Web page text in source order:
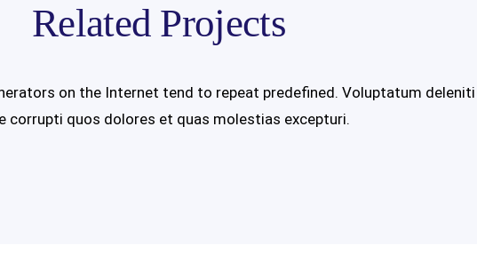
Related Projects
on the Internet tend to repeat predefined. Voluptatum deleniti
corrupti quos dolores et quas molestias excepturi.